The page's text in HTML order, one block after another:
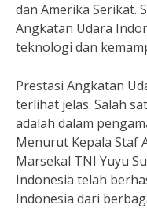
dan Amerika Serikat.
Angkatan Udara
teknologi dan
Prestasi Angkatan
terlihat jelas. Salah
adalah dalam
Menurut Kepala Staf
Marsekal TNI Yuyu
Indonesia telah
Indonesia dari